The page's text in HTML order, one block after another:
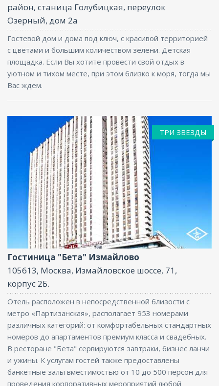
район, станица Голубицкая, переулок
Озерный, дом 2а
Гостевой дом и дома под ключ, с красивой территорией
с цветами и большим количеством зелени. Детская
площадка. Если Вы хотите провести свой отдых в
уютном и тихом месте, при этом близко к моря, тогда мы
Вас ждем.
Ресторан, Бар, Парковка, Интернет, Бизнес-центр,
Конференц-зал
ТРИ ЗВЕЗДЫ
Гостиница "Бета" Измайлово
105613, Москва, Измайловское шоссе, 71,
корпус 2Б.
Отель расположен в непосредственной близости с
метро «Партизанская», располагает 953 номерами
различных категорий: от комфортабельных стандартных
номеров до апартаментов премиум класса и свадебных.
В ресторане "Бета" сервируются завтраки, бизнес ланчи
и ужины. К услугам гостей также предоставлены
банкетные залы вместимостью от 10 до 500 персон для
проведения корпоративных мероприятий любой